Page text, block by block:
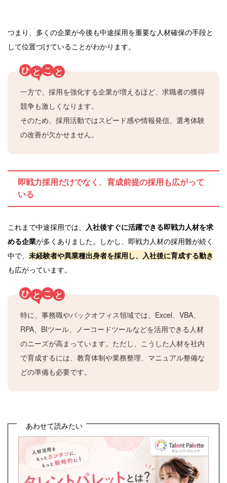
つまり、多くの企業が今後も中途採用を重要な人材確保の手段と
して位置づけていることがわかります。
ひ と こ と
一方で、採用を強化する企業が増えるほど、求職者の獲得
競争も激しくなります。
そのため、採用活動ではスピード感や情報発信、選考体験
の改善が欠かせません。
即戦力採用だけでなく、育成前提の採用も広がって
いる
これまで中途採用では、
入社後すぐに活躍できる即戦力人材を求
める企業が多くありました。しかし、即戦力人材の採用難が続く
中で、 未経験者や異業種出身者を採用し、入社後に育成する動き
も広がっています。
ひ と こ と
特に、事務職やバックオフィス領域では、Excel、VBA、
RPA、BIツール、ノーコードツールなどを活用できる人材
のニーズが高まっています。ただし、こうした人材を社内
で育成するには、教育体制や業務整理、マニュアル整備な
どの準備も必要です。
あわせて読みたい